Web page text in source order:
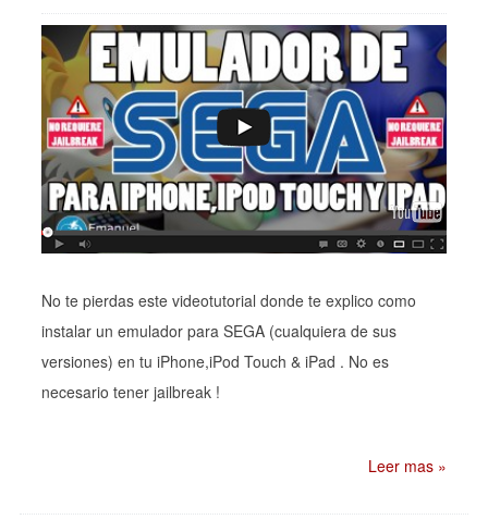
No te pierdas este videotutorial donde te explico como
instalar un emulador para SEGA (cualquiera de sus
versiones) en tu iPhone,iPod Touch & iPad . No es
necesario tener jailbreak !
Leer mas »